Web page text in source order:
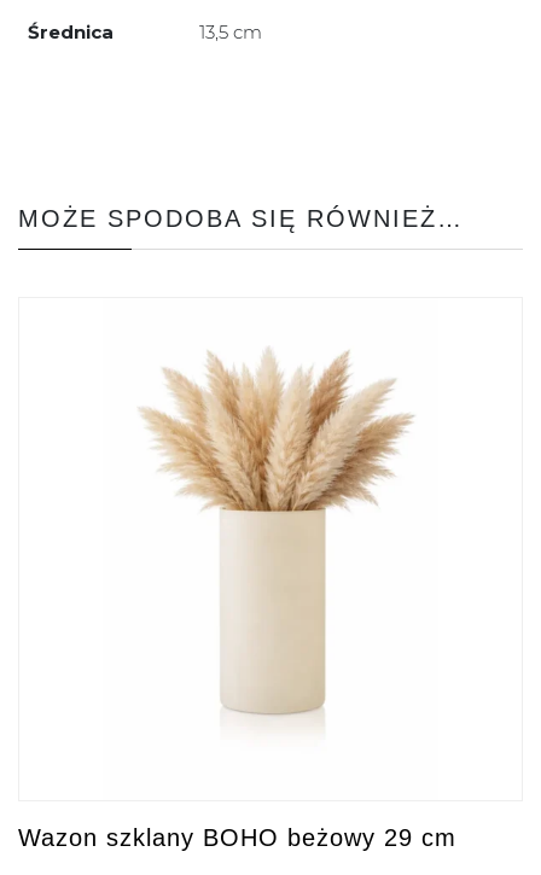
Średnica
13,5 cm
MOŻE SPODOBA SIĘ RÓWNIEŻ…
Wazon szklany BOHO beżowy 29 cm